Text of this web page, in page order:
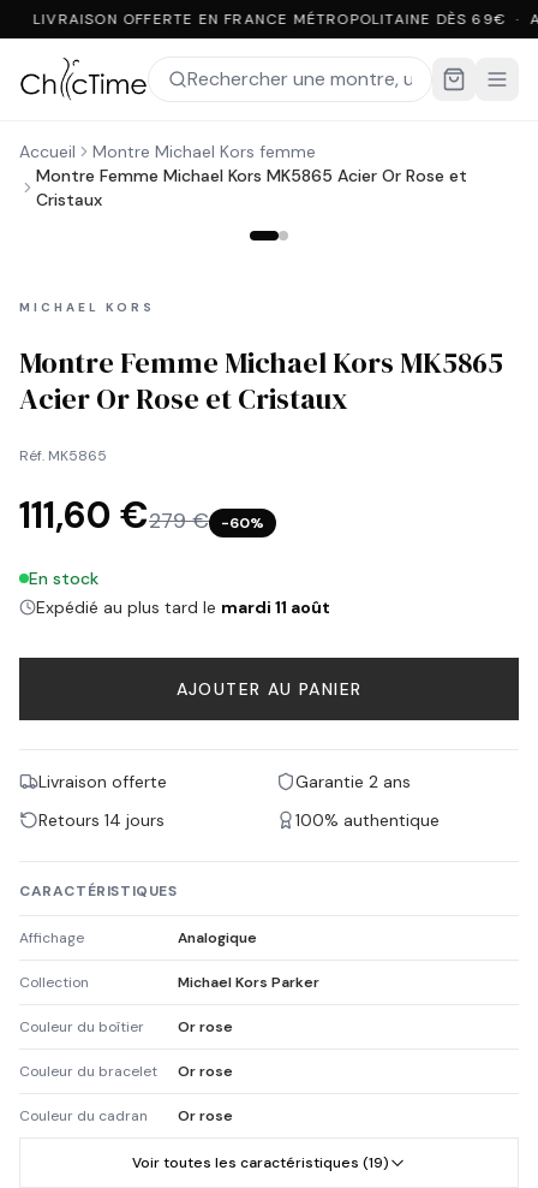
LIVRAISON OFFERTE EN FRANCE MÉTROPOLITAINE DÈS 69€ ·
Accueil
Montre Michael Kors femme
Montre Femme Michael Kors MK5865 Acier Or Rose et
Cristaux
MICHAEL KORS
Montre Femme Michael Kors MK5865
Acier Or Rose et Cristaux
Réf. MK5865
111,60 €279 € −60%
En stock
Expédié au plus tard le mardi 11 août
AJOUTER AU PANIER
Livraison offerte
Garantie 2 ans
Retours 14 jours
100% authentique
CARACTÉRISTIQUES
Affichage Analogique
Collection Michael Kors Parker
Couleur du boîtier Or rose
Couleur du bracelet Or rose
Couleur du cadran Or rose
Voir toutes les caractéristiques (19)